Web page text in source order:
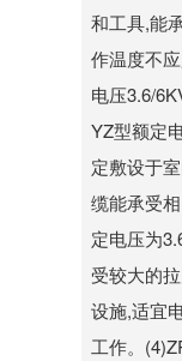
和工具,能
作温度不
电压3.6/
YZ型额定
定敷设于
缆能承受
定电压为
受较大的
设施,适宜
工作。